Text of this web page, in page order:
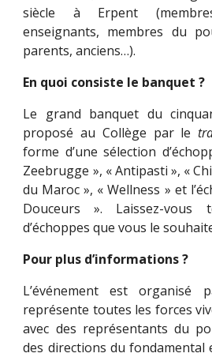
siècle à Erpent
enseignants, membres du
parents, anciens…).
En quoi consiste le banquet ?
Le grand banquet du
proposé au Collège par le
forme d’une sélection
Zeebrugge », « Antipasti », «
du Maroc », « Wellness » et
Douceurs ». Laissez-
d’échoppes que vous le
Pour plus d’informations ?
L’événement est
représente toutes les forces
avec des représentants du
des directions du fondamental